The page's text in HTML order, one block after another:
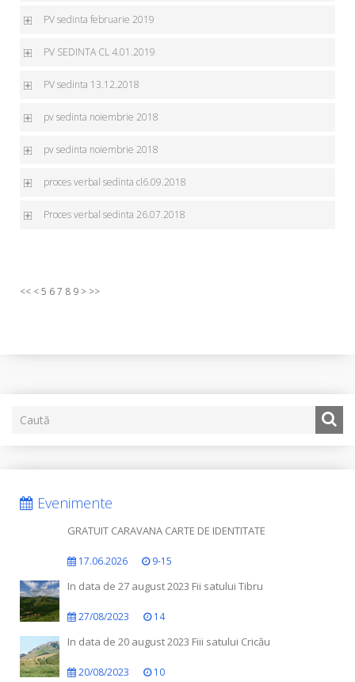
PV sedinta februarie 2019
PV SEDINTA CL 4.01.2019
PV sedinta 13.12.2018
pv sedinta noiembrie 2018
pv sedinta noiembrie 2018
proces verbal sedinta cl6.09.2018
Proces verbal sedinta 26.07.2018
<< <5 67 8 9 > >>
Evenimente
GRATUIT CARAVANA CARTE DE IDENTITATE
17.06.2026 9-15
In data de 27 august 2023 Fii satului Tibru
27/08/2023 14
In data de 20 august 2023 Fiii satului Cricău
20/08/2023 10